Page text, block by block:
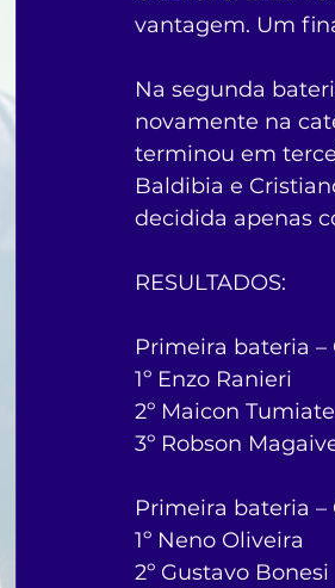
vantagem. Um
Na segunda
novamente na
terminou em
Baldibia e
decidida apenas
RESULTADOS:
Primeira bateria –
1º Enzo Ranieri
2º Maicon Tumiate
3º Robson
Primeira bateria –
1º Neno Oliveira
2º Gustavo Bonesi